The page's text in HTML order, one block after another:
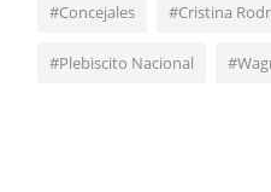
#Concejales #Cristina
#Plebiscito Nacional